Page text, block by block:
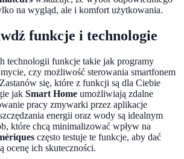
na wygląd, ale i komfort użytkowania.
funkcje i technologie
technologii funkcje takie jak programy
czy możliwość sterowania smartfonem
się, które z funkcji są dla Ciebie
jak Smart Home umożliwiają zdalne
pracy zmywarki przez aplikacje
energii oraz wody są idealnym
które chcą minimalizować wpływ na
często testuje te funkcje, aby dać
ocenę ich skuteczności.